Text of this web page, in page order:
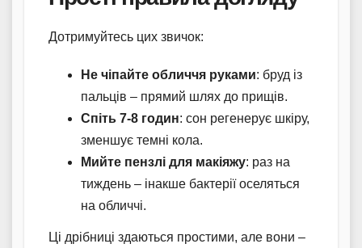
Дотримуйтесь цих звичок:
Не чіпайте обличчя руками: бруд із
пальців – прямий шлях до прищів.
Спіть 7-8 годин: сон регенерує шкіру,
зменшує темні кола.
Мийте пензлі для макіяжу: раз на
тиждень – інакше бактерії оселяться
на обличчі.
Ці дрібниці здаються простими, але вони –